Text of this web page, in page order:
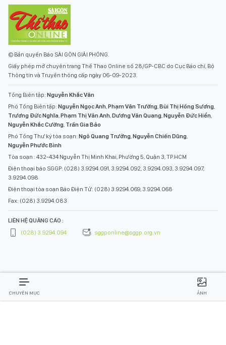
© Bản quyền Báo SÀI GÒN GIẢI PHÓNG.
Giấy phép mở chuyên trang Thể Thao Online số 28/GP-CBC do Cục Báo chí, Bộ
Thông tin và Truyền thông cấp ngày 06-09-2023.
Tổng Biên tập: Nguyễn Khắc Văn
Phó Tổng Biên tập: Nguyễn Ngọc Anh Phạm Văn Trường Bùi Thị Hồng Sương
Trương Đức Nghĩa Phạm Thị Vân Anh Dương Văn Quang Nguyễn Đức Hiển
Nguyễn Khắc Cường Trần Gia Bảo
Phó Tổng Thư ký tòa soạn: Ngô Quang Trưởng Nguyễn Chiến Dũng
Nguyễn Phước Bình
Tòa soạn : 432-434 Nguyễn Thị Minh Khai, Phường 5, Quận 3, TP.HCM
Điện thoại báo SGGP: (028) 3.9294.091, 3.9294.092, 3.9294.093, 3.9294.097,
3.9294.098
Điện thoại tòa soạn Báo Điện Tử: (028) 3.9294.069, 3.9294.068
Fax: (028) 3.9294.083
LIÊN HỆ QUẢNG CÁO :
(028) 3.9294.094
sggponline@sggp.org.vn
CHUYÊN MỤC ẢNH